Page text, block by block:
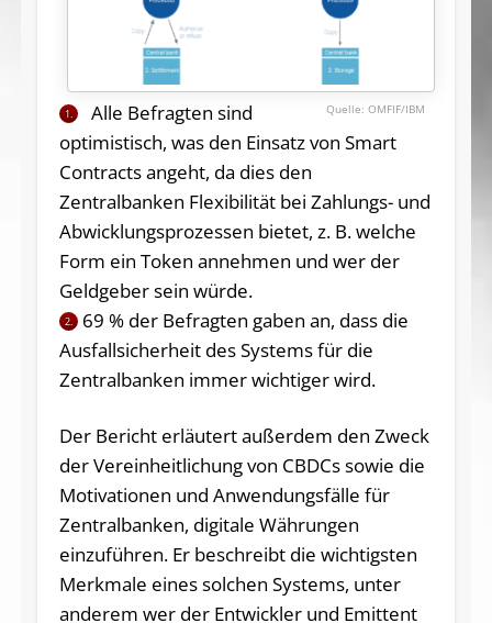
OMFIF/IBM
1.
Alle Befragten sind
optimistisch, was den Einsatz von Smart
Contracts angeht, da dies den
Zentralbanken Flexibilität bei Zahlungs- und
Abwicklungsprozessen bietet, z. B. welche
Form ein Token annehmen und wer der
Geldgeber sein würde.
2.
69 % der Befragten gaben an, dass die
Ausfallsicherheit des Systems für die
Zentralbanken immer wichtiger wird.
Der Bericht erläutert außerdem den Zweck
der Vereinheitlichung von CBDCs sowie die
Motivationen und Anwendungsfälle für
Zentralbanken, digitale Währungen
einzuführen. Er beschreibt die wichtigsten
Merkmale eines solchen Systems, unter
anderem wer der Entwickler und Emittent